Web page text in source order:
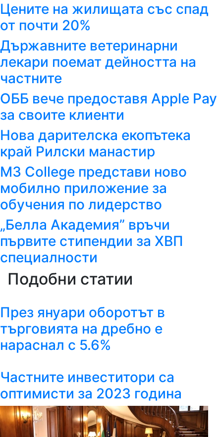
Цените на жилищата със спад
от почти 20%
Държавните ветеринарни
лекари поемат дейността на
частните
ОББ вече предоставя Apple Pay
за своите клиенти
Нова дарителска екопътека
край Рилски манастир
M3 College представи ново
мобилно приложение за
обучения по лидерство
„Белла Академия” връчи
първите стипендии за ХВП
специалности
Подобни статии
През януари оборотът в
търговията на дребно е
нараснал с 5.6%
Частните инвеститори са
оптимисти за 2023 година